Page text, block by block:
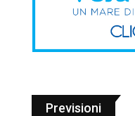
Previsioni